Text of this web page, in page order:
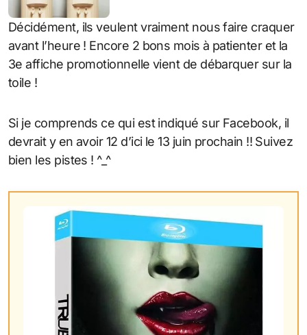
Décidément, ils veulent vraiment nous faire craquer
avant l’heure ! Encore 2 bons mois à patienter et la
3e affiche promotionnelle vient de débarquer sur la
toile !
Si je comprends ce qui est indiqué sur Facebook, il
devrait y en avoir 12 d’ici le 13 juin prochain !! Suivez
bien les pistes ! ^_^